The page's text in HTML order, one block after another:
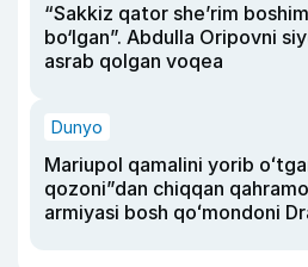
“Sakkiz qator she’rim
bo‘lgan”. Abdulla Oripovni
asrab qolgan voqea
Dunyo
Mariupol qamalini yorib
qozoni”dan chiqqan
armiyasi bosh qoʻmondoni